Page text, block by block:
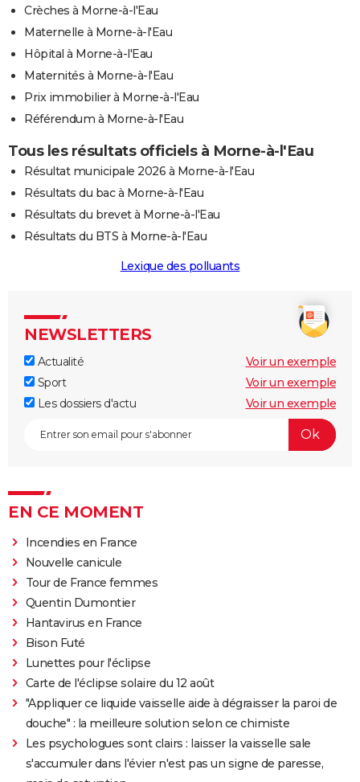
Crèches à Morne-à-l'Eau
Maternelle à Morne-à-l'Eau
Hôpital à Morne-à-l'Eau
Maternités à Morne-à-l'Eau
Prix immobilier à Morne-à-l'Eau
Référendum à Morne-à-l'Eau
Tous les résultats officiels à Morne-à-l'Eau
Résultat municipale 2026 à Morne-à-l'Eau
Résultats du bac à Morne-à-l'Eau
Résultats du brevet à Morne-à-l'Eau
Résultats du BTS à Morne-à-l'Eau
Lexique des polluants
NEWSLETTERS
Actualité
Voir un exemple
Sport
Voir un exemple
Les dossiers d'actu
Voir un exemple
EN CE MOMENT
Incendies en France
Nouvelle canicule
Tour de France femmes
Quentin Dumontier
Hantavirus en France
Bison Futé
Lunettes pour l'éclipse
Carte de l'éclipse solaire du 12 août
"Appliquer ce liquide vaisselle aide à dégraisser la paroi de
douche" : la meilleure solution selon ce chimiste
Les psychologues sont clairs : laisser la vaisselle sale
s'accumuler dans l'évier n'est pas un signe de paresse,